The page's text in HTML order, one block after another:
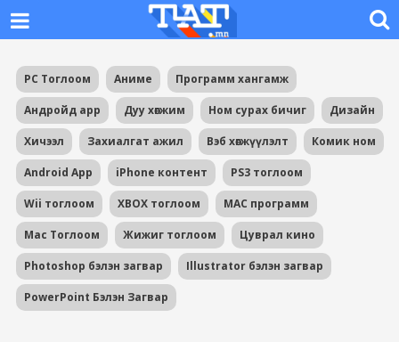
PC Тоглоом Аниме Программ хангамж
Андройд app Дуу хөгжим Ном сурах бичиг Дизайн
Хичээл Захиалгат ажил Вэб хөгжүүлэлт Комик ном
Android App iPhone контент PS3 тоглоом
Wii тоглоом XBOX тоглоом MAC программ
Mac Тоглоом Жижиг тоглоом Цуврал кино
Photoshop бэлэн загвар Illustrator бэлэн загвар
PowerPoint Бэлэн Загвар